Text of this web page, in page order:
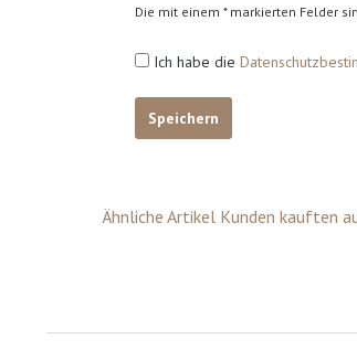
Die mit einem * markierten Felder
Ich habe die
Speichern
Ähnliche Artikel Kunden kauften